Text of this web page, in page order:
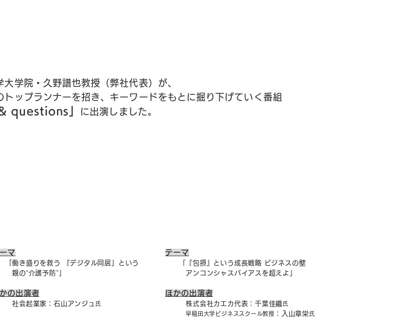
大学院・久野譜也教授（弊社代表）が、
ップランナーを招き、キーワードをもとに掘り下げていく番組
& questions」 に出演しました。
マ
働き盛りを救う 『デジタル同居』という
の“介護予防”」
の出演者
会起業家：石山アンジュ 氏
テーマ
「『包摂』という成長戦略 ビジネスの壁
​ アンコンシャスバイアスを超えよ」
ほかの出演者
株式会社カエカ代表：千葉佳織 氏
早稲田大学ビジネススクール教授 ：入山章栄 氏